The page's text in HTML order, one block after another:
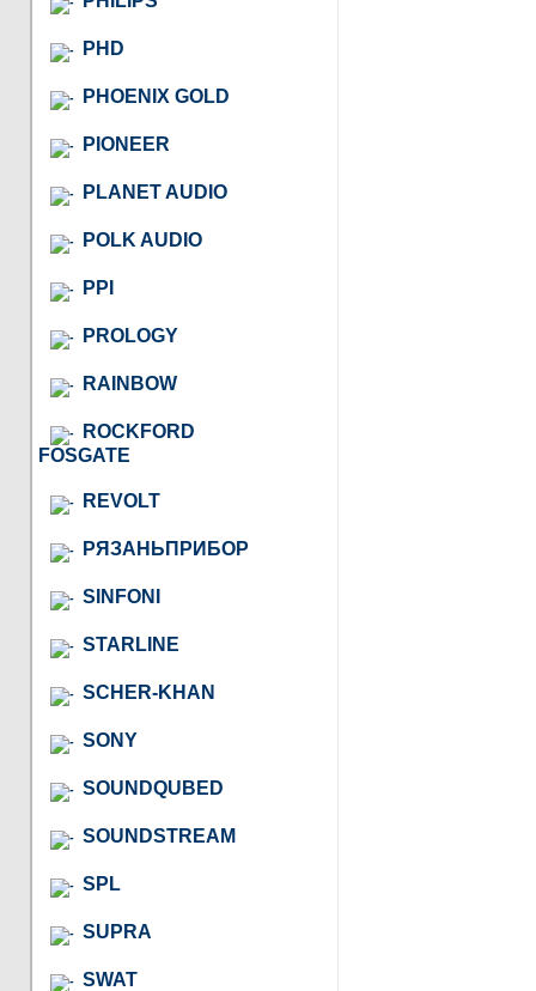
PHD
PHOENIX GOLD
PIONEER
PLANET AUDIO
POLK AUDIO
PPI
PROLOGY
RAINBOW
ROCKFORD
FOSGATE
REVOLT
РЯЗАНЬПРИБОР
SINFONI
STARLINE
SCHER-KHAN
SONY
SOUNDQUBED
SOUNDSTREAM
SPL
SUPRA
SWAT